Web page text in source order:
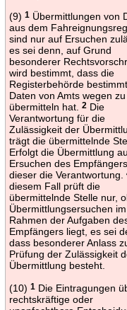
(9) 1Übermittlungen von
aus dem
sind nur auf Ersuchen
es sei denn, auf Grund
besonderer
wird bestimmt, dass die
Registerbehörde
Daten von Amts wegen zu
übermitteln hat.
2Die
Verantwortung für die
Zulässigkeit der
trägt die übermittelnde
Erfolgt die Übermittlung
Ersuchen des
dieser die Verantwortung.
diesem Fall prüft die
übermittelnde Stelle nur,
Übermittlungsersuchen im
Rahmen der Aufgaben
Empfängers liegt, es sei
dass besonderer Anlass
Prüfung der Zulässigkeit
Übermittlung besteht.
(10) 1Die Eintragungen
rechtskräftige oder